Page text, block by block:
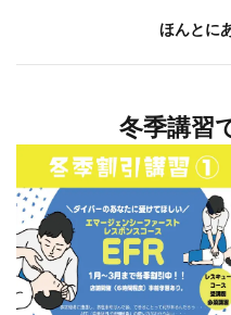
ほんとに
冬季講習